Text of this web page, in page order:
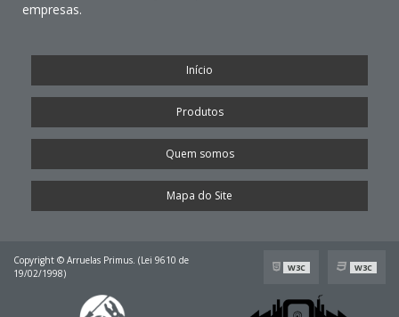
empresas.
Início
Produtos
Quem somos
Mapa do Site
Copyright © Arruelas Primus. (Lei 9610 de
19/02/1998)
W3C W3C